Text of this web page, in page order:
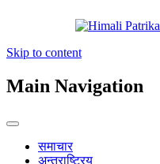
Skip to content
Main Navigation
समाचार
अन्तराष्ट्रिय